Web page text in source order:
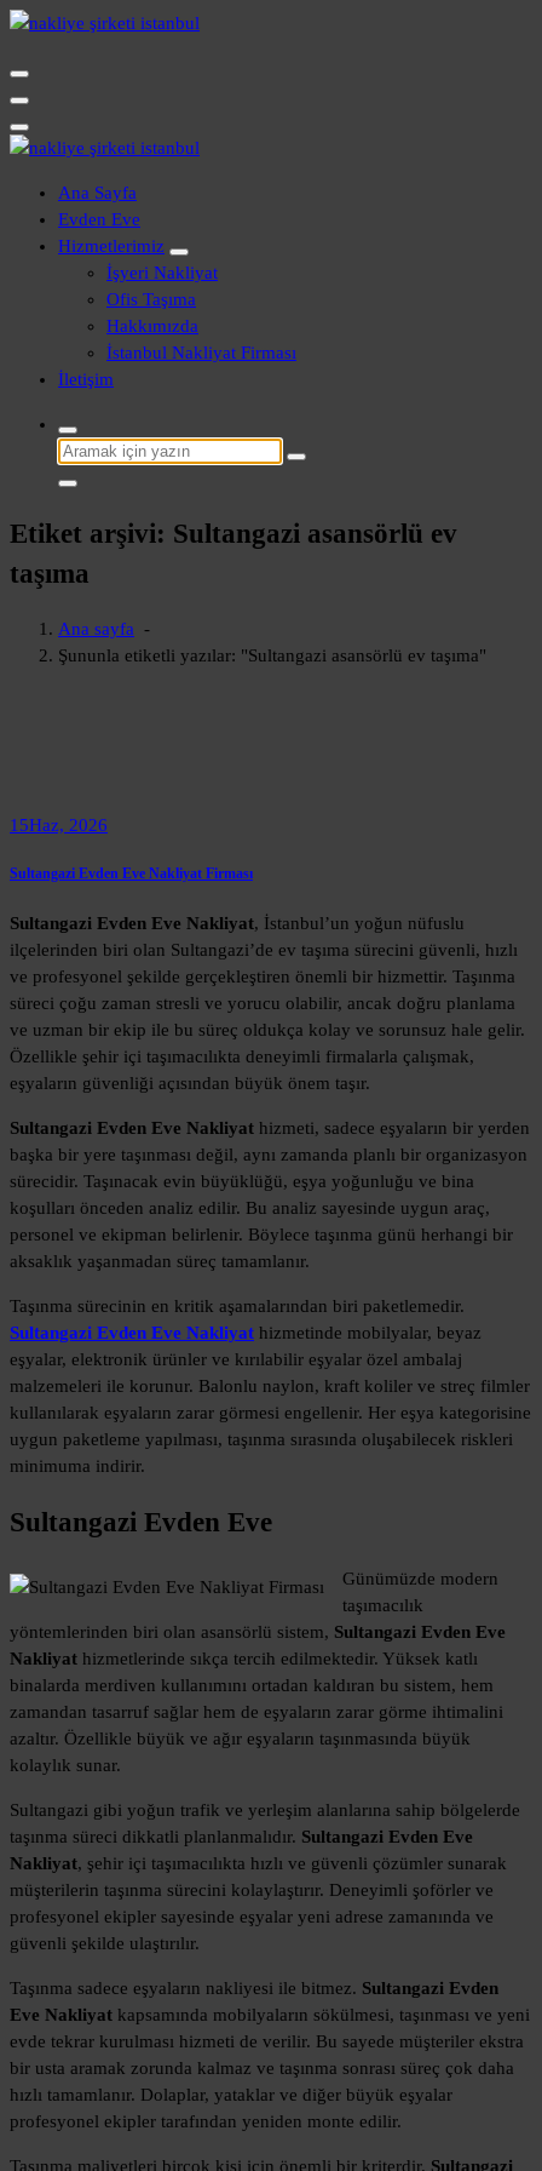
İçeriğe
Evden Eve - İşyeri Ofis Nakliye İstanbul
Evden Eve - İşyeri Ofis Nakliye İstanbul
Ana Sayfa
Evden Eve
Hizmetlerimiz
İşyeri Nakliyat
Ofis Taşıma
Hakkımızda
İstanbul Nakliyat Firması
İletişim
Şunu
ara:
Etiket arşivi: Sultangazi asansörlü ev
taşıma
Ana sayfa -
Şununla etiketli yazılar: "Sultangazi asansörlü ev taşıma"
15Haz, 2026
Sultangazi Evden Eve Nakliyat Firması
Sultangazi Evden Eve Nakliyat, İstanbul’un yoğun nüfuslu
ilçelerinden biri olan Sultangazi’de ev taşıma sürecini güvenli, hızlı
ve profesyonel şekilde gerçekleştiren önemli bir hizmettir. Taşınma
süreci çoğu zaman stresli ve yorucu olabilir, ancak doğru planlama
ve uzman bir ekip ile bu süreç oldukça kolay ve sorunsuz hale gelir.
Özellikle şehir içi taşımacılıkta deneyimli firmalarla çalışmak,
eşyaların güvenliği açısından büyük önem taşır.
Sultangazi Evden Eve Nakliyat hizmeti, sadece eşyaların bir yerden
başka bir yere taşınması değil, aynı zamanda planlı bir organizasyon
sürecidir. Taşınacak evin büyüklüğü, eşya yoğunluğu ve bina
koşulları önceden analiz edilir. Bu analiz sayesinde uygun araç,
personel ve ekipman belirlenir. Böylece taşınma günü herhangi bir
aksaklık yaşanmadan süreç tamamlanır.
Taşınma sürecinin en kritik aşamalarından biri paketlemedir.
Sultangazi Evden Eve Nakliyat hizmetinde mobilyalar, beyaz
eşyalar, elektronik ürünler ve kırılabilir eşyalar özel ambalaj
malzemeleri ile korunur. Balonlu naylon, kraft koliler ve streç filmler
kullanılarak eşyaların zarar görmesi engellenir. Her eşya kategorisine
uygun paketleme yapılması, taşınma sırasında oluşabilecek riskleri
minimuma indirir.
Sultangazi Evden Eve
Günümüzde modern
taşımacılık
yöntemlerinden biri olan asansörlü sistem, Sultangazi Evden Eve
Nakliyat hizmetlerinde sıkça tercih edilmektedir. Yüksek katlı
binalarda merdiven kullanımını ortadan kaldıran bu sistem, hem
zamandan tasarruf sağlar hem de eşyaların zarar görme ihtimalini
azaltır. Özellikle büyük ve ağır eşyaların taşınmasında büyük
kolaylık sunar.
Sultangazi gibi yoğun trafik ve yerleşim alanlarına sahip bölgelerde
taşınma süreci dikkatli planlanmalıdır. Sultangazi Evden Eve
Nakliyat, şehir içi taşımacılıkta hızlı ve güvenli çözümler sunarak
müşterilerin taşınma sürecini kolaylaştırır. Deneyimli şoförler ve
profesyonel ekipler sayesinde eşyalar yeni adrese zamanında ve
güvenli şekilde ulaştırılır.
Taşınma sadece eşyaların nakliyesi ile bitmez. Sultangazi Evden
Eve Nakliyat kapsamında mobilyaların sökülmesi, taşınması ve yeni
evde tekrar kurulması hizmeti de verilir. Bu sayede müşteriler ekstra
bir usta aramak zorunda kalmaz ve taşınma sonrası süreç çok daha
hızlı tamamlanır. Dolaplar, yataklar ve diğer büyük eşyalar
profesyonel ekipler tarafından yeniden monte edilir.
Taşınma maliyetleri birçok kişi için önemli bir kriterdir. Sultangazi